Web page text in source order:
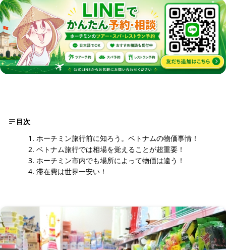
目次
ホーチミン旅行前に知ろう。ベトナムの物価事情！
ベトナム旅行では相場を覚えることが超重要！
ホーチミン市内でも場所によって物価は違う！
滞在費は世界一安い！